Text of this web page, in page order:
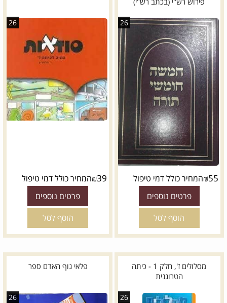
26
₪55 המחיר כולל דמי טיפול
פרטים נוספים
הוסף לסל
26
₪39 המחיר כולל דמי טיפול
פרטים נוספים
הוסף לסל
מסלולים ז', חלק 1 - כיתה
הטרוגנית
26
פלאי גוף האדם ספר
26